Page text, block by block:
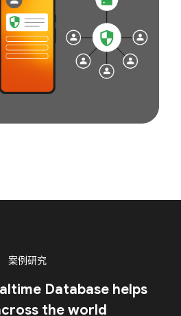
案例研究
Database helps
the world